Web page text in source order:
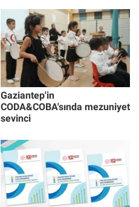
Gaziantep'in
CODA&COBA'sında mezuniyet
sevinci